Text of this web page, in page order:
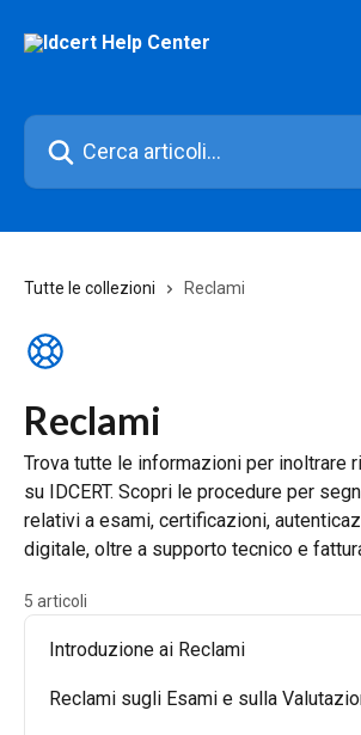
Cerca articoli…
Tutte le collezioni Reclami
Reclami
Trova tutte le informazioni per inoltrare
su IDCERT. Scopri le procedure per
relativi a esami, certificazioni,
digitale, oltre a supporto tecnico e
5 articoli
Introduzione ai Reclami
Reclami sugli Esami e sulla